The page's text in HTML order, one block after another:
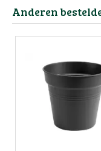
Anderen